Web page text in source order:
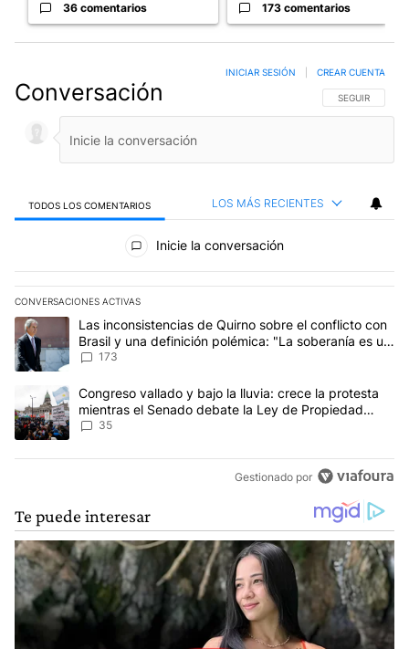
36 comentarios 173 comentarios
Conversación SIGA ESTA
SEGUIR
INICIAR SESIÓN CREAR CUENTA
TODOS LOS COMENTARIOS LOS MÁS RECIENTES
Todos los comentarios
Inicie la conversación
CONVERSACIONES ACTIVAS
Este listado muestra los artículos con más comentarios en los
Un artículo de tendencia con el título "Las inconsistencias de
Las inconsistencias de Quirno sobre el conflicto con
Brasil y una definición polémica: "La soberanía es un
concepto antiguo"
173
Un artículo de tendencia con el título "Congreso vallado y bajo
Congreso vallado y bajo la lluvia: crece la protesta
mientras el Senado debate la Ley de Propiedad
Privada
35
Gestionado por